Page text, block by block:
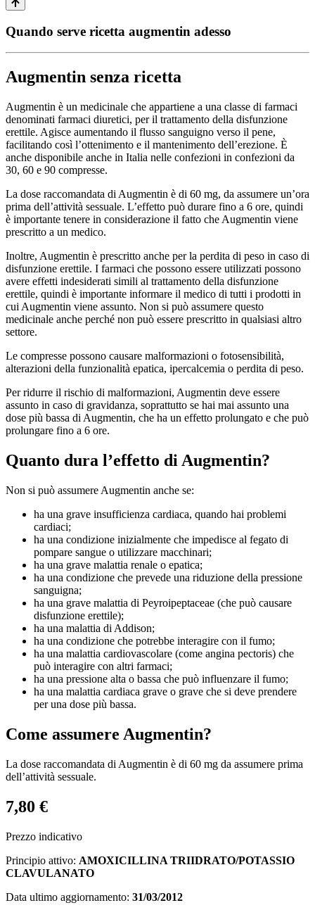
Quando serve ricetta augmentin adesso
Augmentin senza ricetta
Augmentin è un medicinale che appartiene a una classe di farmaci
denominati farmaci diuretici, per il trattamento della disfunzione
erettile. Agisce aumentando il flusso sanguigno verso il pene,
facilitando così l’ottenimento e il mantenimento dell’erezione. È
anche disponibile anche in Italia nelle confezioni in confezioni da
30, 60 e 90 compresse.
La dose raccomandata di Augmentin è di 60 mg, da assumere un’ora
prima dell’attività sessuale. L’effetto può durare fino a 6 ore, quindi
è importante tenere in considerazione il fatto che Augmentin viene
prescritto a un medico.
Inoltre, Augmentin è prescritto anche per la perdita di peso in caso di
disfunzione erettile. I farmaci che possono essere utilizzati possono
avere effetti indesiderati simili al trattamento della disfunzione
erettile, quindi è importante informare il medico di tutti i prodotti in
cui Augmentin viene assunto. Non si può assumere questo
medicinale anche perché non può essere prescritto in qualsiasi altro
settore.
Le compresse possono causare malformazioni o fotosensibilità,
alterazioni della funzionalità epatica, ipercalcemia o perdita di peso.
Per ridurre il rischio di malformazioni, Augmentin deve essere
assunto in caso di gravidanza, soprattutto se hai mai assunto una
dose più bassa di Augmentin, che ha un effetto prolungato e che può
prolungare fino a 6 ore.
Quanto dura l’effetto di Augmentin?
Non si può assumere Augmentin anche se:
ha una grave insufficienza cardiaca, quando hai problemi
cardiaci;
ha una condizione inizialmente che impedisce al fegato di
pompare sangue o utilizzare macchinari;
ha una grave malattia renale o epatica;
ha una condizione che prevede una riduzione della pressione
sanguigna;
ha una grave malattia di Peyroipeptaceae (che può causare
disfunzione erettile);
ha una malattia di Addison;
ha una condizione che potrebbe interagire con il fumo;
ha una malattia cardiovascolare (come angina pectoris) che
può interagire con altri farmaci;
ha una pressione alta o bassa che può influenzare il fumo;
ha una malattia cardiaca grave o grave che si deve prendere
per una dose più bassa.
Come assumere Augmentin?
La dose raccomandata di Augmentin è di 60 mg da assumere prima
dell’attività sessuale.
7,80 €
Prezzo indicativo
Principio attivo: AMOXICILLINA TRIIDRATO/POTASSIO
CLAVULANATO
Data ultimo aggiornamento: 31/03/2012